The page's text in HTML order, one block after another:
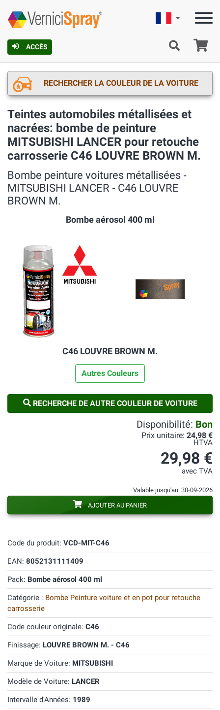
ACCÈS
Française
RECHERCHER LA COULEUR DE LA VOITURE
Teintes automobiles métallisées et
nacrées: bombe de peinture
MITSUBISHI LANCER pour retouche
carrosserie C46 LOUVRE BROWN M.
Bombe peinture voitures métallisées ‐
MITSUBISHI LANCER ‐ C46 LOUVRE
BROWN M.
Bombe aérosol 400 ml
C46 LOUVRE BROWN M.
Autres Couleurs
RECHERCHE DE AUTRE COULEUR DE VOITURE
Code du produit: VCD-MIT-C46
EAN: 8052131111409
Pack: Bombe aérosol 400 ml
Catégorie : Bombe Peinture voiture et en pot pour retouche
carrosserie
Code couleur originale: C46
Finissage: LOUVRE BROWN M. - C46
Marque de Voiture: MITSUBISHI
Modèle de Voiture: LANCER
Intervalle d'Années: 1989
Disponibilité: Bon
Prix unitaire: 24,98 €
HTVA
29,98 €
avec TVA
Valable jusqu'au: 30-09-2026
AJOUTER AU PANIER